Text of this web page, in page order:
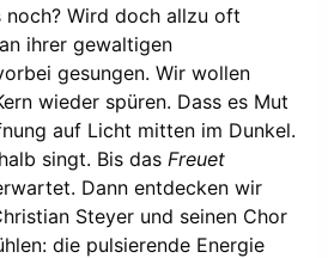
Wird doch allzu oft
ihrer gewaltigen
gesungen. Wir wollen
wieder spüren. Dass es Mut
auf Licht mitten im Dunkel.
singt. Bis das Freuet
Dann entdecken wir
Steyer und seinen Chor
die pulsierende Energie